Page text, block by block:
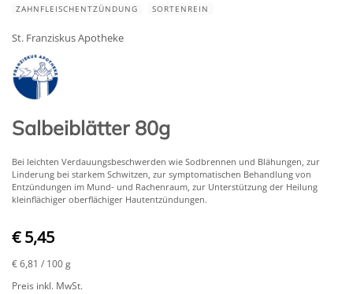
ZAHNFLEISCHENTZÜNDUNG
SORTENREIN
St. Franziskus Apotheke
Salbeiblätter 80g
Bei leichten Verdauungsbeschwerden wie Sodbrennen und Blähungen, zur
Linderung bei starkem Schwitzen, zur symptomatischen Behandlung von
Entzündungen im Mund- und Rachenraum, zur Unterstützung der Heilung
kleinflächiger oberflächiger Hautentzündungen.
€ 5,45
€ 6,81 / 100 g
Preis inkl. MwSt.